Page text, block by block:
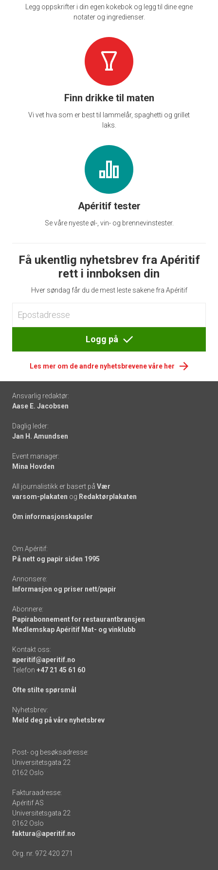
Legg oppskrifter i din egen kokebok og legg til dine egne
notater og ingredienser.
Finn drikke til maten
Vi vet hva som er best til lammelår, spaghetti og grillet
laks.
Apéritif tester
Se våre nyeste øl-, vin- og brennevinstester.
Få ukentlig nyhetsbrev fra Apéritif
rett i innboksen din
Hver søndag får du de mest leste sakene fra Apéritif
Logg på
Les mer om de andre nyhetsbrevene våre her
Footer
-
links
Ansvarlig redaktør:
Aase E. Jacobsen
Daglig leder:
Jan H. Amundsen
Event manager:
Mina Hovden
All journalistikk er basert på Vær
varsom-plakaten og Redaktørplakaten
Om informasjonskapsler
Om Apéritif:
På nett og papir siden 1995
Annonsere:
Informasjon og priser nett/papir
Abonnere:
Papirabonnement for restaurantbransjen
Medlemskap Apéritif Mat- og vinklubb
Kontakt oss:
aperitif@aperitif.no
Telefon +47 21 45 61 60
Ofte stilte spørsmål
Nyhetsbrev:
Meld deg på våre nyhetsbrev
Post- og besøksadresse:
Universitetsgata 22
0162 Oslo
Fakturaadresse:
Apéritif AS
Universitetsgata 22
0162 Oslo
faktura@aperitif.no
Org. nr. 972 420 271